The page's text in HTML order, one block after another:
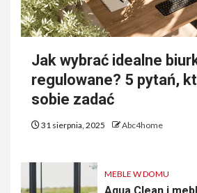
Jak wybrać idealne
regulowane? 5 pytań,
sobie zadać
31 sierpnia, 2025 Abc4home
MEBLE W DOMU